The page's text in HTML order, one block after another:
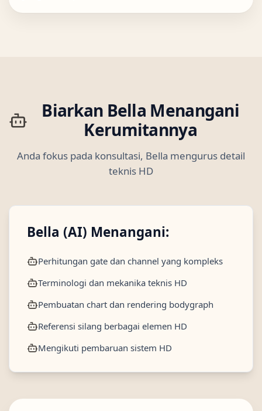
Biarkan Bella Menangani
Kerumitannya
Anda fokus pada konsultasi, Bella mengurus detail
teknis HD
Bella (AI) Menangani:
Perhitungan gate dan channel yang kompleks
Terminologi dan mekanika teknis HD
Pembuatan chart dan rendering bodygraph
Referensi silang berbagai elemen HD
Mengikuti pembaruan sistem HD